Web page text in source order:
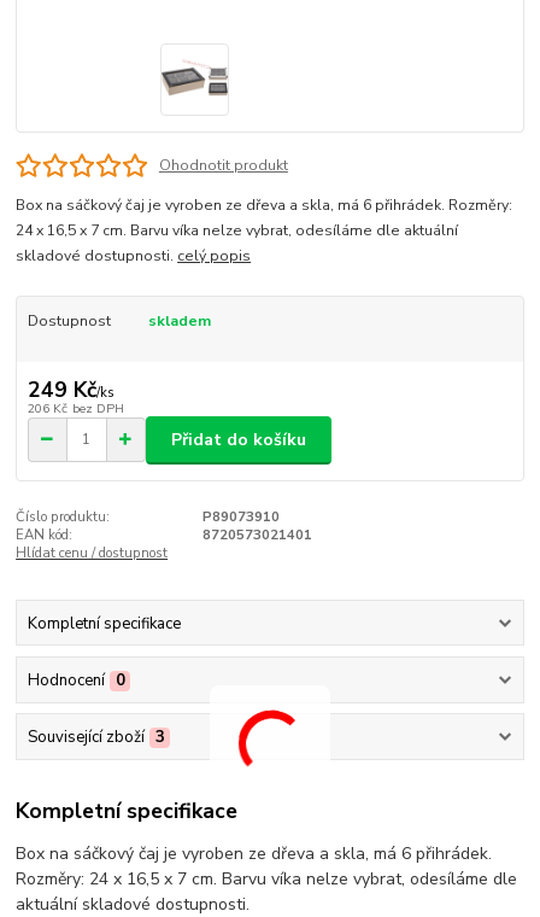
Ohodnotit produkt
Box na sáčkový čaj je vyroben ze dřeva a skla, má 6 přihrádek. Rozměry:
24 x 16,5 x 7 cm. Barvu víka nelze vybrat, odesíláme dle aktuální
skladové dostupnosti. celý popis
Dostupnost skladem
249 Kč/ks
206 Kč bez DPH
Přidat do košíku
Číslo produktu:
P89073910
EAN kód:
8720573021401
Hlídat cenu / dostupnost
Kompletní specifikace
Hodnocení 0
Související zboží 3
Kompletní specifikace
Box na sáčkový čaj je vyroben ze dřeva a skla, má 6 přihrádek.
Rozměry: 24 x 16,5 x 7 cm. Barvu víka nelze vybrat, odesíláme dle
aktuální skladové dostupnosti.